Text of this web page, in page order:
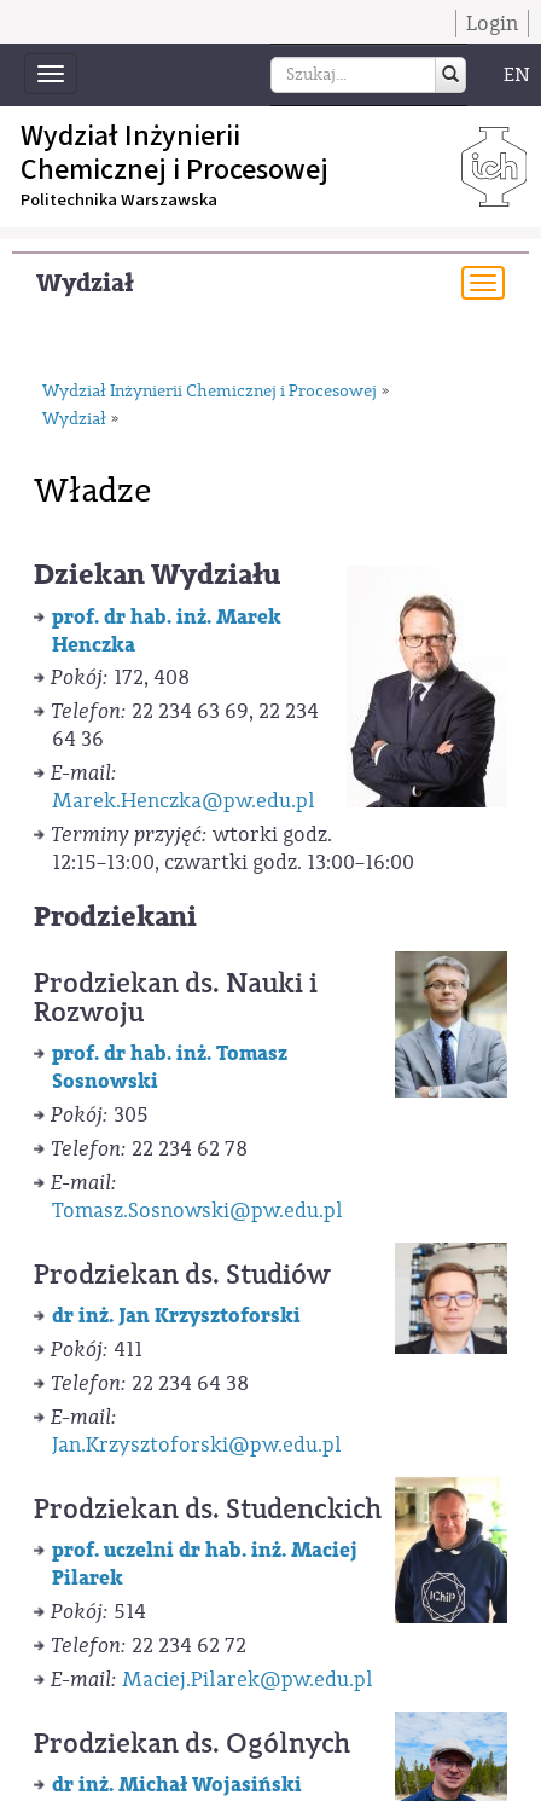
Login
Toggle
navigation
EN
Wydział Inżynierii
Chemicznej i Procesowej
Politechnika Warszawska
Wydział
Wydział Inżynierii Chemicznej i Procesowej »
Wydział »
Władze
Dziekan Wydziału
prof. dr hab. inż. Marek
Henczka
Pokój: 172, 408
Telefon: 22 234 63 69, 22 234
64 36
E-mail:
Marek.Henczka@pw.edu.pl
Terminy przyjęć: wtorki godz.
12:15–13:00, czwartki godz. 13:00–16:00
Prodziekani
Prodziekan ds. Nauki i
Rozwoju
prof. dr hab. inż. Tomasz
Sosnowski
Pokój: 305
Telefon: 22 234 62 78
E-mail:
Tomasz.Sosnowski@pw.edu.pl
Prodziekan ds. Studiów
dr inż. Jan Krzysztoforski
Pokój: 411
Telefon: 22 234 64 38
E-mail:
Jan.Krzysztoforski@pw.edu.pl
Prodziekan ds. Studenckich
prof. uczelni dr hab. inż. Maciej
Pilarek
Pokój: 514
Telefon: 22 234 62 72
E-mail: Maciej.Pilarek@pw.edu.pl
Prodziekan ds. Ogólnych
dr inż. Michał Wojasiński